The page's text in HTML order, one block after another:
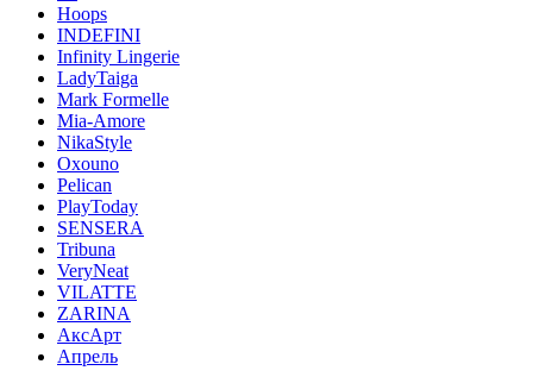
Hoops
INDEFINI
Infinity Lingerie
LadyTaiga
Mark Formelle
Mia-Amore
NikaStyle
Oxouno
Pelican
PlayToday
SENSERA
Tribuna
VeryNeat
VILATTE
ZARINA
АксАрт
Апрель